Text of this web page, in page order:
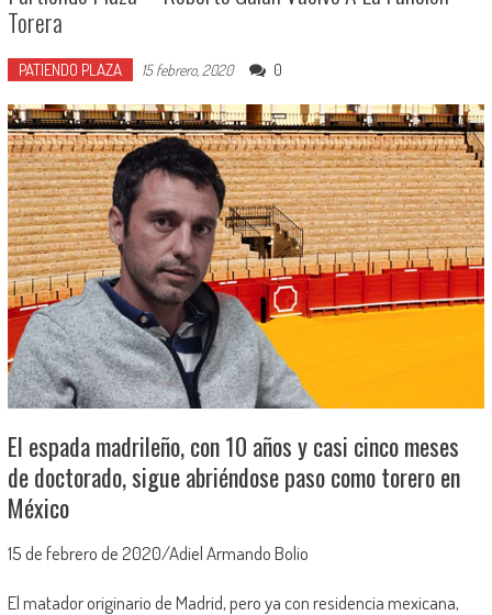
Torera
PATIENDO PLAZA 15 febrero, 2020 0
El espada madrileño, con 10 años y casi cinco meses
de doctorado, sigue abriéndose paso como torero en
México
15 de febrero de 2020/Adiel Armando Bolio
El matador originario de Madrid, pero ya con residencia mexicana,